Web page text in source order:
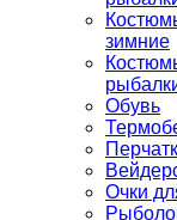
зимние
Обувь
Очки